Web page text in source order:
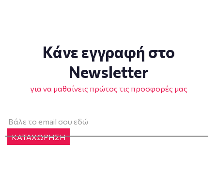
Κάνε εγγραφή στο
Newsletter
για να μαθαίνεις πρώτος τις προσφορές μας
ΚΑΤΑΧΩΡΗΣΗ